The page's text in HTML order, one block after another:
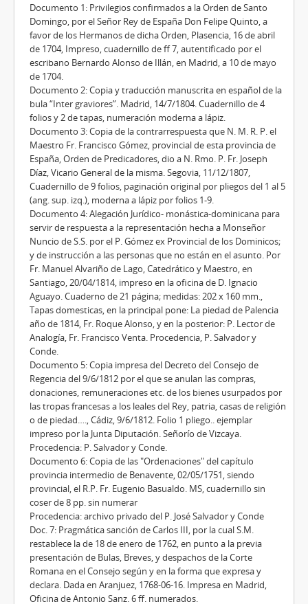
Documento 1: Privilegios confirmados a la Orden de Santo
Domingo, por el Señor Rey de España Don Felipe Quinto, a
favor de los Hermanos de dicha Orden, Plasencia, 16 de abril
de 1704, Impreso, cuadernillo de ff 7, autentificado por el
escribano Bernardo Alonso de Illán, en Madrid, a 10 de mayo
de 1704.
Documento 2: Copia y traducción manuscrita en español de la
bula “Inter graviores”. Madrid, 14/7/1804. Cuadernillo de 4
folios y 2 de tapas, numeración moderna a lápiz.
Documento 3: Copia de la contrarrespuesta que N. M. R. P. el
Maestro Fr. Francisco Gómez, provincial de esta provincia de
España, Orden de Predicadores, dio a N. Rmo. P. Fr. Joseph
Díaz, Vicario General de la misma. Segovia, 11/12/1807,
Cuadernillo de 9 folios, paginación original por pliegos del 1 al 5
(ang. sup. izq.), moderna a lápiz por folios 1-9.
Documento 4: Alegación Jurídico- monástica-dominicana para
servir de respuesta a la representación hecha a Monseñor
Nuncio de S.S. por el P. Gómez ex Provincial de los Dominicos;
y de instrucción a las personas que no están en el asunto. Por
Fr. Manuel Alvariño de Lago, Catedrático y Maestro, en
Santiago, 20/04/1814, impreso en la oficina de D. Ignacio
Aguayo. Cuaderno de 21 página; medidas: 202 x 160 mm.,
Tapas domesticas, en la principal pone: La piedad de Palencia
año de 1814, Fr. Roque Alonso, y en la posterior: P. Lector de
Analogía, Fr. Francisco Venta. Procedencia, P. Salvador y
Conde.
Documento 5: Copia impresa del Decreto del Consejo de
Regencia del 9/6/1812 por el que se anulan las compras,
donaciones, remuneraciones etc. de los bienes usurpados por
las tropas francesas a los leales del Rey, patria, casas de religión
o de piedad…., Cádiz, 9/6/1812. Folio 1 pliego.. ejemplar
impreso por la Junta Diputación. Señorío de Vizcaya.
Procedencia: P. Salvador y Conde.
Documento 6: Copia de las "Ordenaciones" del capítulo
provincia intermedio de Benavente, 02/05/1751, siendo
provincial, el R.P. Fr. Eugenio Basualdo. MS, cuadernillo sin
coser de 8 pp. sin numerar
Procedencia: archivo privado del P. José Salvador y Conde
Doc. 7: Pragmática sanción de Carlos III, por la cual S.M.
restablece la de 18 de enero de 1762, en punto a la previa
presentación de Bulas, Breves, y despachos de la Corte
Romana en el Consejo según y en la forma que expresa y
declara. Dada en Aranjuez, 1768-06-16. Impresa en Madrid,
Oficina de Antonio Sanz. 6 ff. numerados.